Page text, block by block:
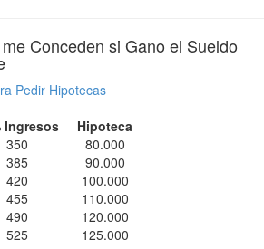
Conceden si Gano el Sueldo
Pedir Hipotecas
Ingresos
Hipoteca
350
80.000
385
90.000
420
100.000
455
110.000
490
120.000
525
125.000